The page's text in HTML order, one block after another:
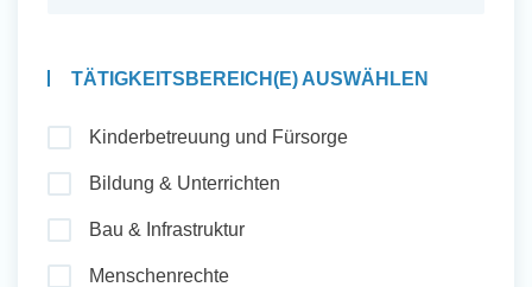
Auslandserfahrung Sammeln
Initiativbewerbung
TÄTIGKEITSBEREICH(E) AUSWÄHLEN
Kinderbetreuung und Fürsorge
Bildung & Unterrichten
Bau & Infrastruktur
Menschenrechte